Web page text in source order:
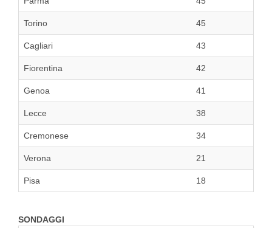
Torino 45
Cagliari 43
Fiorentina 42
Genoa 41
Lecce 38
Cremonese 34
Verona 21
Pisa 18
SONDAGGI